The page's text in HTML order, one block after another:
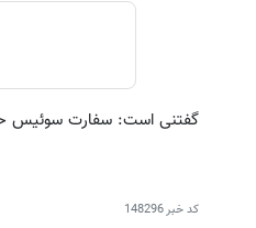
گفتنی است: سفارت سوئیس
کد خبر148296